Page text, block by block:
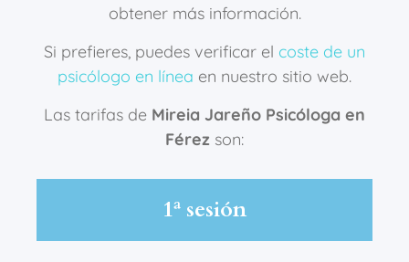
obtener más información.
Si prefieres, puedes verificar el coste de un
psicólogo en línea en nuestro sitio web.
Las tarifas de Mireia Jareño Psicóloga en
Férez son:
1ª sesión